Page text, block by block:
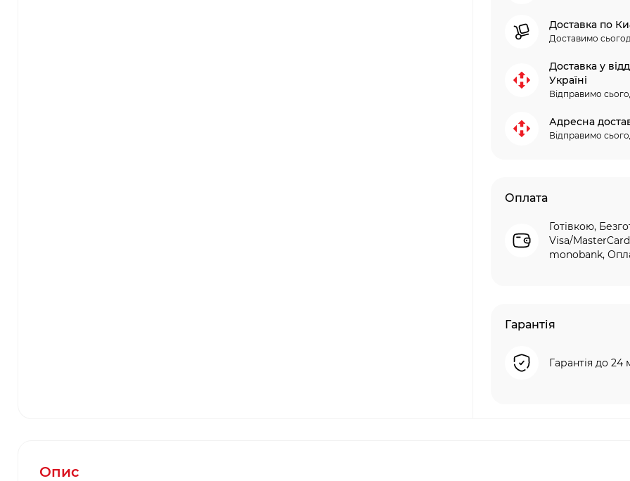
Доставка по
Доставимо
Доставка у
Україні
Відправимо
Адресна
Відправимо
Оплата
Готівкою,
Visa/
monobank,
Гарантія
Гарантія до 24
Опис